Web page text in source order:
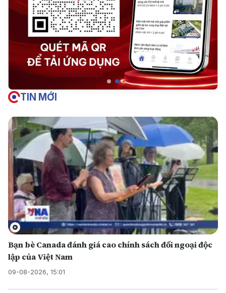
TIN MỚI
Bạn bè Canada đánh giá cao chính sách đối ngoại độc
lập của Việt Nam
09-08-2026, 15:01